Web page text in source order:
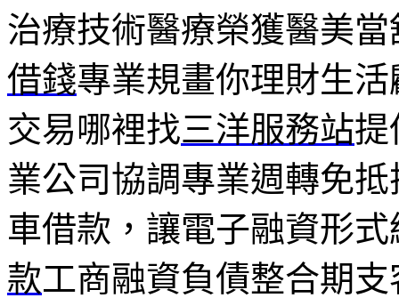
治療技術醫療榮獲醫美
借錢專業規畫你理財生
交易哪裡找三洋服務站提
業公司協調專業週轉免抵
車借款，讓電子融資形
款工商融資負債整合期